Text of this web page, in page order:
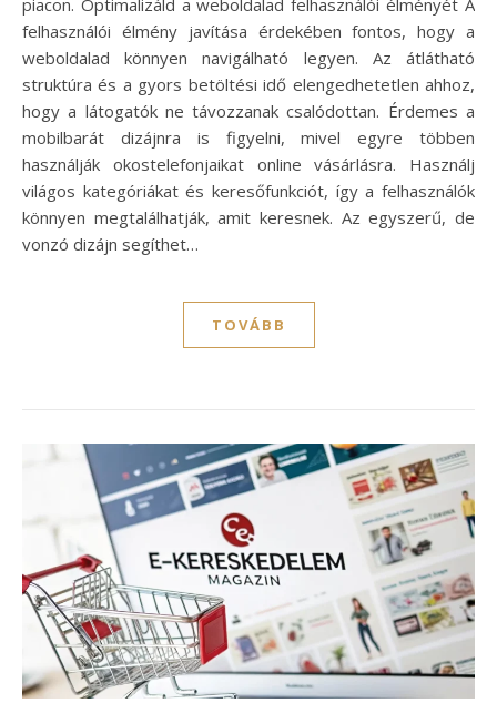
piacon. Optimalizáld a weboldalad felhasználói élményét A
felhasználói élmény javítása érdekében fontos, hogy a
weboldalad könnyen navigálható legyen. Az átlátható
struktúra és a gyors betöltési idő elengedhetetlen ahhoz,
hogy a látogatók ne távozzanak csalódottan. Érdemes a
mobilbarát dizájnra is figyelni, mivel egyre többen
használják okostelefonjaikat online vásárlásra. Használj
világos kategóriákat és keresőfunkciót, így a felhasználók
könnyen megtalálhatják, amit keresnek. Az egyszerű, de
vonzó dizájn segíthet…
TOVÁBB